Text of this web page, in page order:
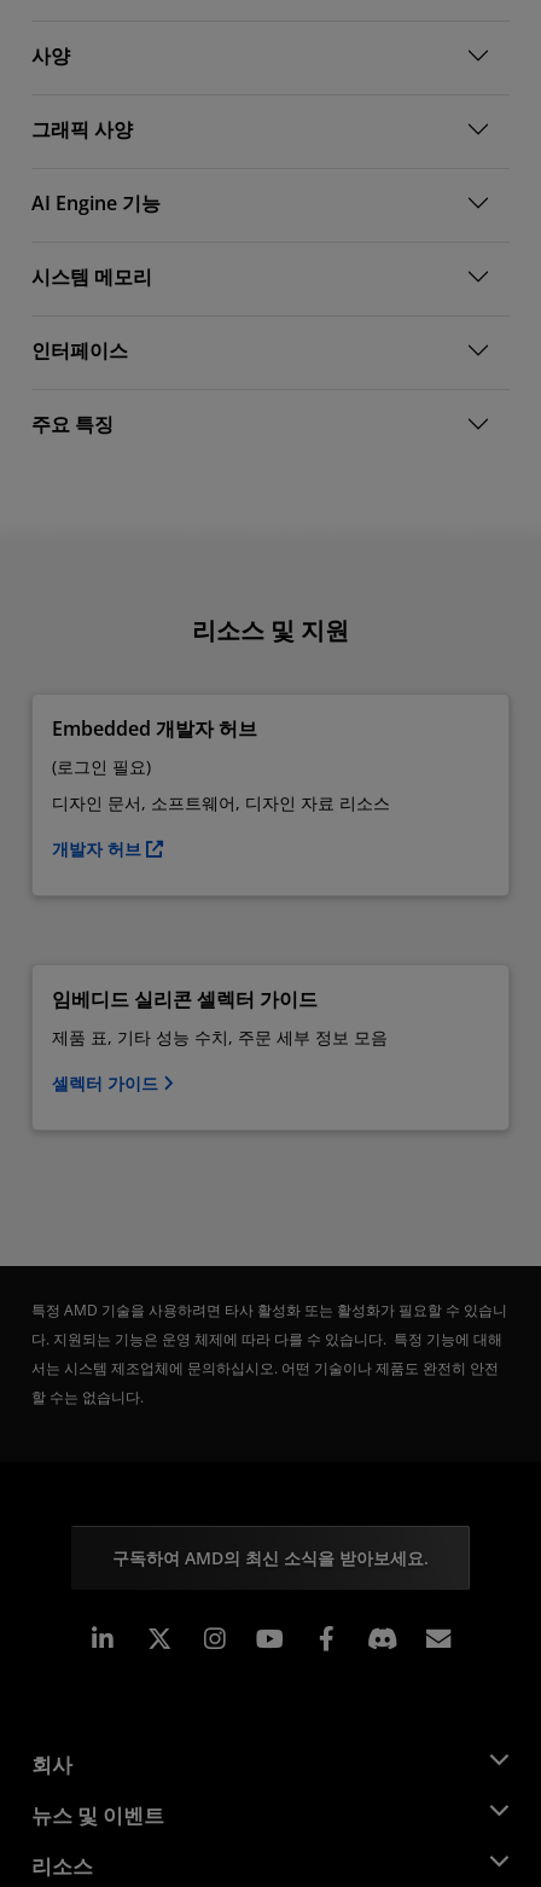
사양
그래픽 사양
AI Engine 기능
시스템 메모리
인터페이스
주요 특징
리소스 및 지원
Embedded 개발자 허브
(로그인 필요)
디자인 문서, 소프트웨어, 디자인 자료 리소스
개발자 허브
임베디드 실리콘 셀렉터 가이드
제품 표, 기타 성능 수치, 주문 세부 정보 모음
셀렉터 가이드
특정 AMD 기술을 사용하려면 타사 활성화 또는 활성화가 필요할 수 있습니
다. 지원되는 기능은 운영 체제에 따라 다를 수 있습니다. 특정 기능에 대해
서는 시스템 제조업체에 문의하십시오. 어떤 기술이나 제품도 완전히 안전
할 수는 없습니다.
구독하여 AMD의 최신 소식을 받아보세요.
Linkedin Instagram Facebook
회사
AMD 소개
기업의 사회적 책임
뉴스 및 이벤트
뉴스룸
리소스